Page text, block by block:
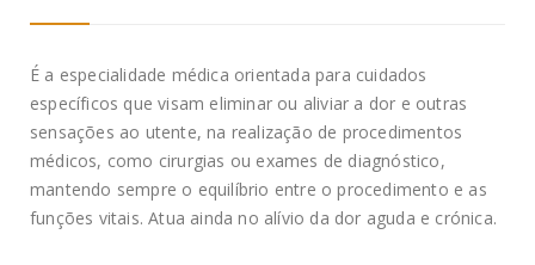
É a especialidade médica orientada para cuidados
específicos que visam eliminar ou aliviar a dor e outras
sensações ao utente, na realização de procedimentos
médicos, como cirurgias ou exames de diagnóstico,
mantendo sempre o equilíbrio entre o procedimento e as
funções vitais. Atua ainda no alívio da dor aguda e crónica.